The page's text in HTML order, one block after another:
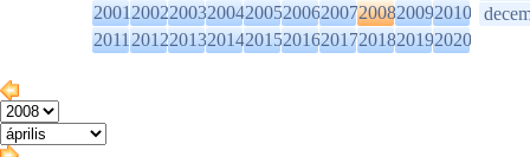
2001200220032004200520062007200820092010
2011201220132014201520162017201820192020